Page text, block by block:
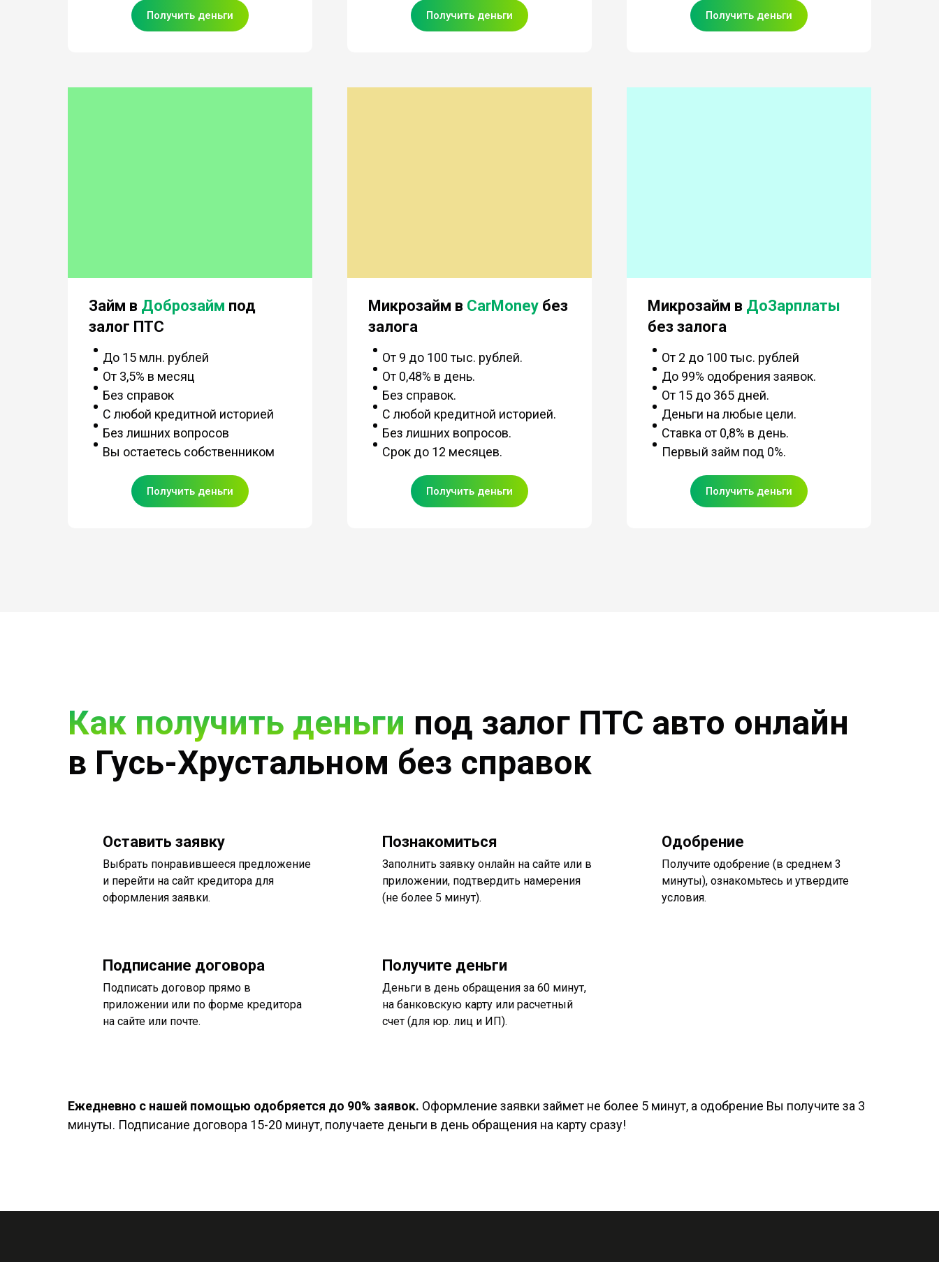
Получить деньги Получить деньги Получить деньги
Займ в Доброзайм под
залог ПТС
До 15 млн. рублей
От 3,5% в месяц
Без справок
С любой кредитной историей
Без лишних вопросов
Вы остаетесь собственником
Получить деньги
Микрозайм в CarMoneyбез
залога
От 9 до 100 тыс. рублей.
От 0,48% в день.
Без справок.
С любой кредитной историей.
Без лишних вопросов.
Срок до 12 месяцев.
Получить деньги
Микрозайм в ДоЗарплаты
без залога
От 2 до 100 тыс. рублей
До 99% одобрения заявок.
От 15 до 365 дней.
Деньги на любые цели.
Ставка от 0,8% в день.
Первый займ под 0%.
Получить деньги
Как получить деньги под залог ПТС авто онлайн
в Гусь-Хрустальном без справок
Оставить заявку
Выбрать понравившееся предложение
и перейти на сайт кредитора для
оформления заявки.
Познакомиться
Заполнить заявку онлайн на сайте или в
приложении, подтвердить намерения
(не более 5 минут).
Одобрение
Получите одобрение (в среднем 3
минуты), ознакомьтесь и утвердите
условия.
Подписание договора
Подписать договор прямо в
приложении или по форме кредитора
на сайте или почте.
Получите деньги
Деньги в день обращения за 60 минут,
на банковскую карту или расчетный
счет (для юр. лиц и ИП).
Ежедневно с нашей помощью одобряется до 90% заявок. Оформление заявки займет не более 5 минут, а одобрение Вы получите за 3
минуты. Подписание договора 15-20 минут, получаете деньги в день обращения на карту сразу!